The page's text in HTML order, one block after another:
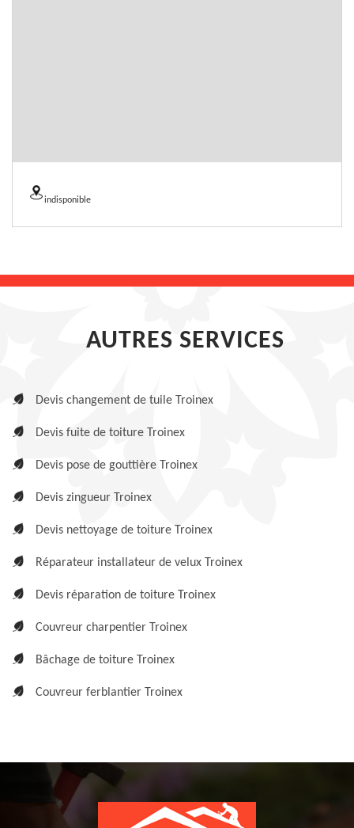
indisponible
AUTRES SERVICES
Devis changement de tuile Troinex
Devis fuite de toiture Troinex
Devis pose de gouttière Troinex
Devis zingueur Troinex
Devis nettoyage de toiture Troinex
Réparateur installateur de velux Troinex
Devis réparation de toiture Troinex
Couvreur charpentier Troinex
Bâchage de toiture Troinex
Couvreur ferblantier Troinex